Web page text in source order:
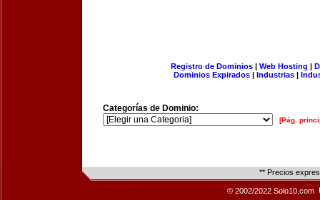
Registro de Dominios| Web Hosting |
Dominios Expirados | Industrias |
Categorías de Dominio:
[Pág.
** Precios
© 2002/2022 Solo10.com